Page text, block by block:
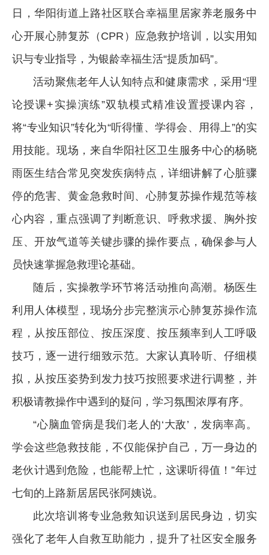
日，华阳街道上路社区联合幸福里居家养老服务中
心开展心肺复苏（CPR）应急救护培训，以实用知
识与专业指导，为银龄幸福生活“提质加码”。
活动聚焦老年人认知特点和健康需求，采用“理
论授课+实操演练”双轨模式精准设置授课内容，
将“专业知识”转化为“听得懂、学得会、用得上”的实
用技能。现场，来自华阳社区卫生服务中心的杨晓
雨医生结合常见突发疾病特点，详细讲解了心脏骤
停的危害、黄金急救时间、心肺复苏操作规范等核
心内容，重点强调了判断意识、呼救求援、胸外按
压、开放气道等关键步骤的操作要点，确保参与人
员快速掌握急救理论基础。
随后，实操教学环节将活动推向高潮。杨医生
利用人体模型，现场分步完整演示心肺复苏操作流
程，从按压部位、按压深度、按压频率到人工呼吸
技巧，逐一进行细致示范。大家认真聆听、仔细模
拟，从按压姿势到发力技巧按照要求进行调整，并
积极请教操作中遇到的疑问，学习氛围浓厚有序。
“心脑血管病是我们老人的‘大敌’，发病率高。
学会这些急救技能，不仅能保护自己，万一身边的
老伙计遇到危险，也能帮上忙，这课听得值！”年过
七旬的上路新居居民张阿姨说。
此次培训将专业急救知识送到居民身边，切实
强化了老年人自救互助能力，提升了社区安全服务